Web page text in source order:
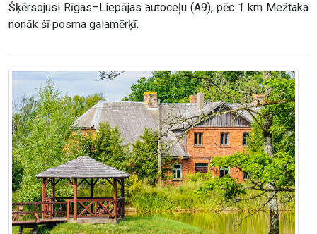
Šķērsojusi Rīgas–Liepājas autoceļu (A9), pēc 1 km Mežtaka
nonāk šī posma galamērķī.